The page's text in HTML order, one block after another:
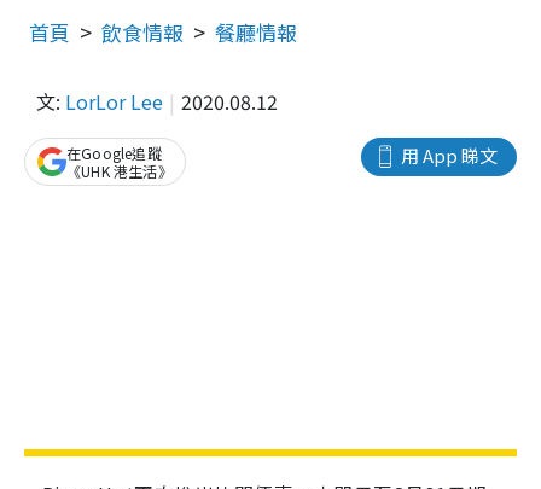
首頁 飲食情報 餐廳情報
文: LorLor Lee 2020.08.12
用 App 睇文
在Google追蹤
《UHK 港生活》